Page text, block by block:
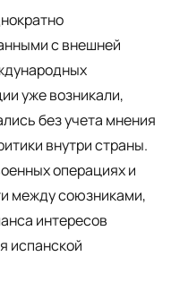
с внешней
уже возникали,
без учета мнения
внутри страны.
операциях и
между союзниками,
интересов
испанской